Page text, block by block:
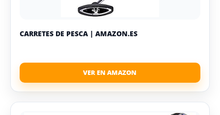
CARRETES DE PESCA | AMAZON.ES